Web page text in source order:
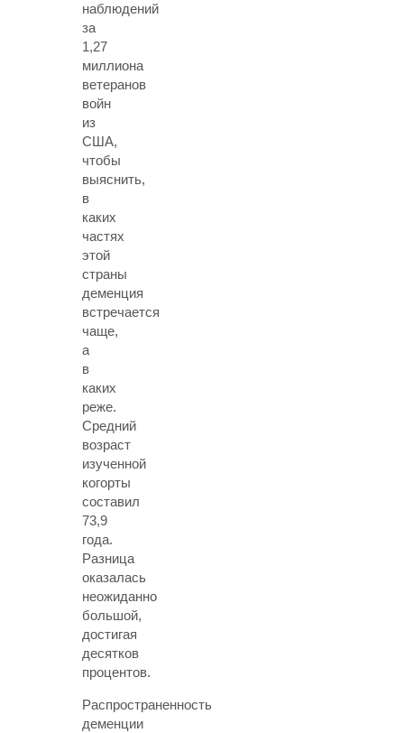
наблюдений
за
1,27
миллиона
ветеранов
войн
из
США,
чтобы
выяснить,
в
каких
частях
этой
страны
деменция
встречается
чаще,
а
в
каких
реже.
Средний
возраст
изученной
когорты
составил
73,9
года.
Разница
оказалась
неожиданно
большой,
достигая
десятков
процентов.
Распространенность
деменции